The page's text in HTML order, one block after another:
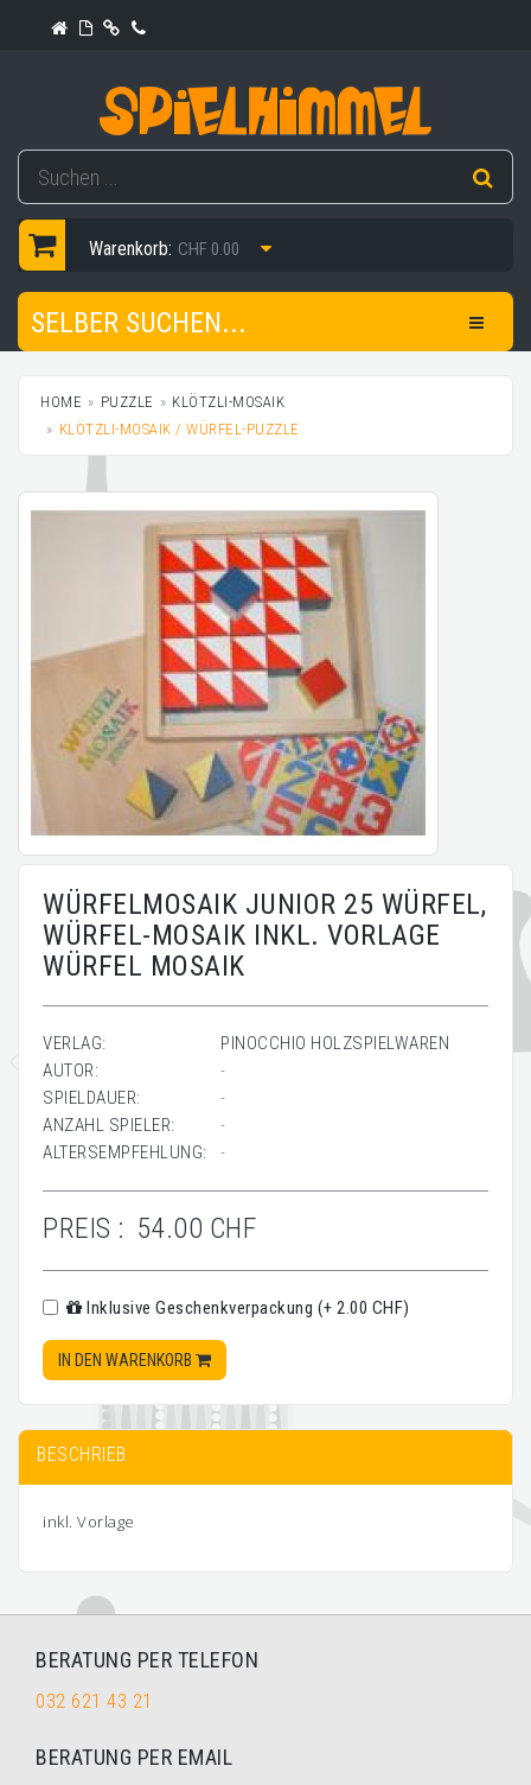
Warenkorb: CHF 0.00
SELBER SUCHEN...
HOME PUZZLE
KLÖTZLI-MOSAIK
KLÖTZLI-MOSAIK / WÜRFEL-PUZZLE
WÜRFELMOSAIK JUNIOR 25 WÜRFEL,
WÜRFEL-MOSAIK INKL. VORLAGE
WÜRFEL MOSAIK
VERLAG:
PINOCCHIO HOLZSPIELWAREN
AUTOR:
-
SPIELDAUER:
-
ANZAHL SPIELER:
-
ALTERSEMPFEHLUNG:
-
PREIS : 54.00 CHF
Inklusive Geschenkverpackung (+ 2.00 CHF)
IN DEN WARENKORB
BESCHRIEB
inkl. Vorlage
BERATUNG PER TELEFON
032 621 43 21
BERATUNG PER EMAIL